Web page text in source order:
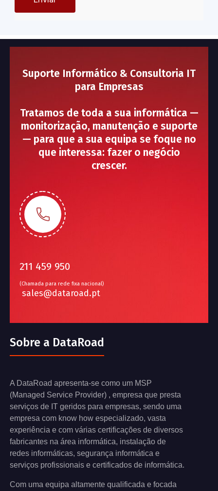
Suporte Informático & Consultoria IT
para Empresas
Tratamos de toda a sua informática —
monitorização, manutenção e suporte
— para que a sua equipa se foque no
que interessa: fazer o negócio
crescer.
211 459 950
(Chamada para rede fixa nacional)
sales@dataroad.pt
Sobre a DataRoad
A DataRoad apresenta-se como um MSP
(Managed Service Provider) , empresa que presta
serviços de IT geridos para empresas, sendo uma
empresa com know how especializado, vasta
experiência e com várias certificações de diversos
fabricantes na área informática, instalação de
redes informáticas, segurança informática e
serviços profissionais e certificados de informática.
Com uma equipa altamente qualificada e focada